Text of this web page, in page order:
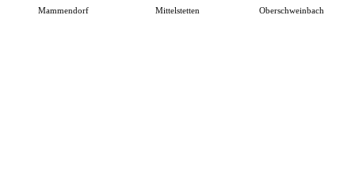
Mammendorf Mittelstetten Oberschweinbach